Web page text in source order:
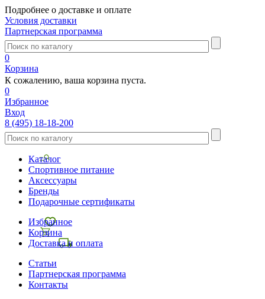
Подробнее о доставке и оплате
Условия доставки
Партнерская программа
0
Корзина
К сожалению, ваша корзина пуста.
0
Избранное
Вход
8 (495) 18-18-200
Каталог
Спортивное питание
Аксессуары
Бренды
Подарочные сертификаты
Избранное
Корзина
Доставка и оплата
Статьи
Партнерская программа
Контакты